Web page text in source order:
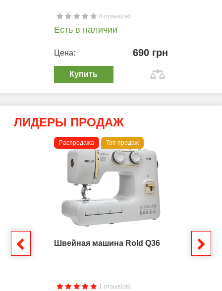
0 отзыв(ов)
Есть в наличии
Цена: 690 грн
Купить
ЛИДЕРЫ ПРОДАЖ
Распродажа Топ продаж
Швейная машина Rold Q36
1 отзыв(ов)